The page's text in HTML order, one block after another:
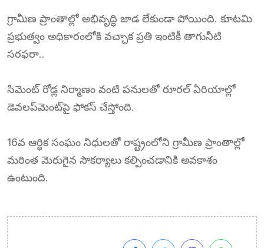
గ్రామీణ ప్రాంతాల్లో అభివృద్ధి జాడ లేకుండా పోయింది. కూటమి
ప్రభుత్వం అధికారంలోకి వచ్చాక ప్రతి ఇంటికీ తాగునీటి
సరఫరా..
సిమెంట్ రోడ్ల నిర్మాణం వంటి పనులతో రూరల్‌ ఏరియాల్లో
డెవలప్‌మెంట్‌పై ఫోకస్‌ చేస్తోంది.
16వ ఆర్ధిక సంఘం నిధులతో రాష్ట్రంలోని గ్రామీణ ప్రాంతాల్లో
మరింత మెరుగైన సౌకర్యాలు కల్పించడానికి అవకాశం
ఉంటుంది.